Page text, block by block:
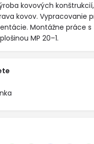
kovových
kovov. Vypracovanie
Montážne práce s
MP 20–1.